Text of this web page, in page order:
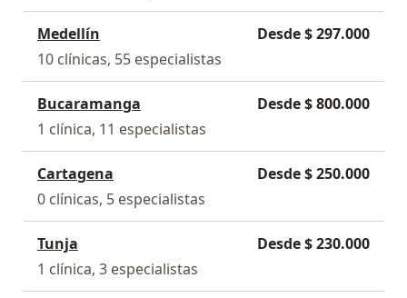
Medellín
Desde $ 297.000
10 clínicas, 55 especialistas
Bucaramanga
Desde $ 800.000
1 clínica, 11 especialistas
Cartagena
Desde $ 250.000
0 clínicas, 5 especialistas
Tunja
Desde $ 230.000
1 clínica, 3 especialistas